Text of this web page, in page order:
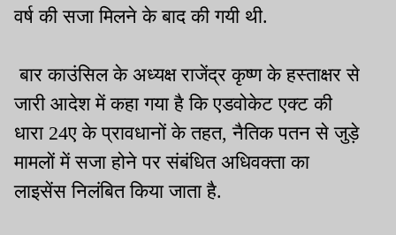
वर्ष की सजा मिलने के बाद की गयी थी.
बार काउंसिल के अध्यक्ष राजेंद्र कृष्ण के हस्ताक्षर से
जारी आदेश में कहा गया है कि एडवोकेट एक्ट की
धारा 24ए के प्रावधानों के तहत, नैतिक पतन से जुड़े
मामलों में सजा होने पर संबंधित अधिवक्ता का
लाइसेंस निलंबित किया जाता है.